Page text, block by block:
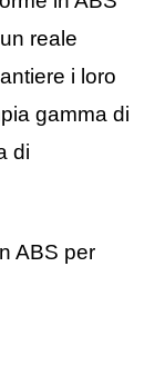
reale
i loro
gamma di
di
ABS per